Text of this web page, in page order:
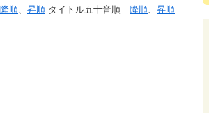
降順、 昇順 タイトル五十音順｜ 降順、 昇順